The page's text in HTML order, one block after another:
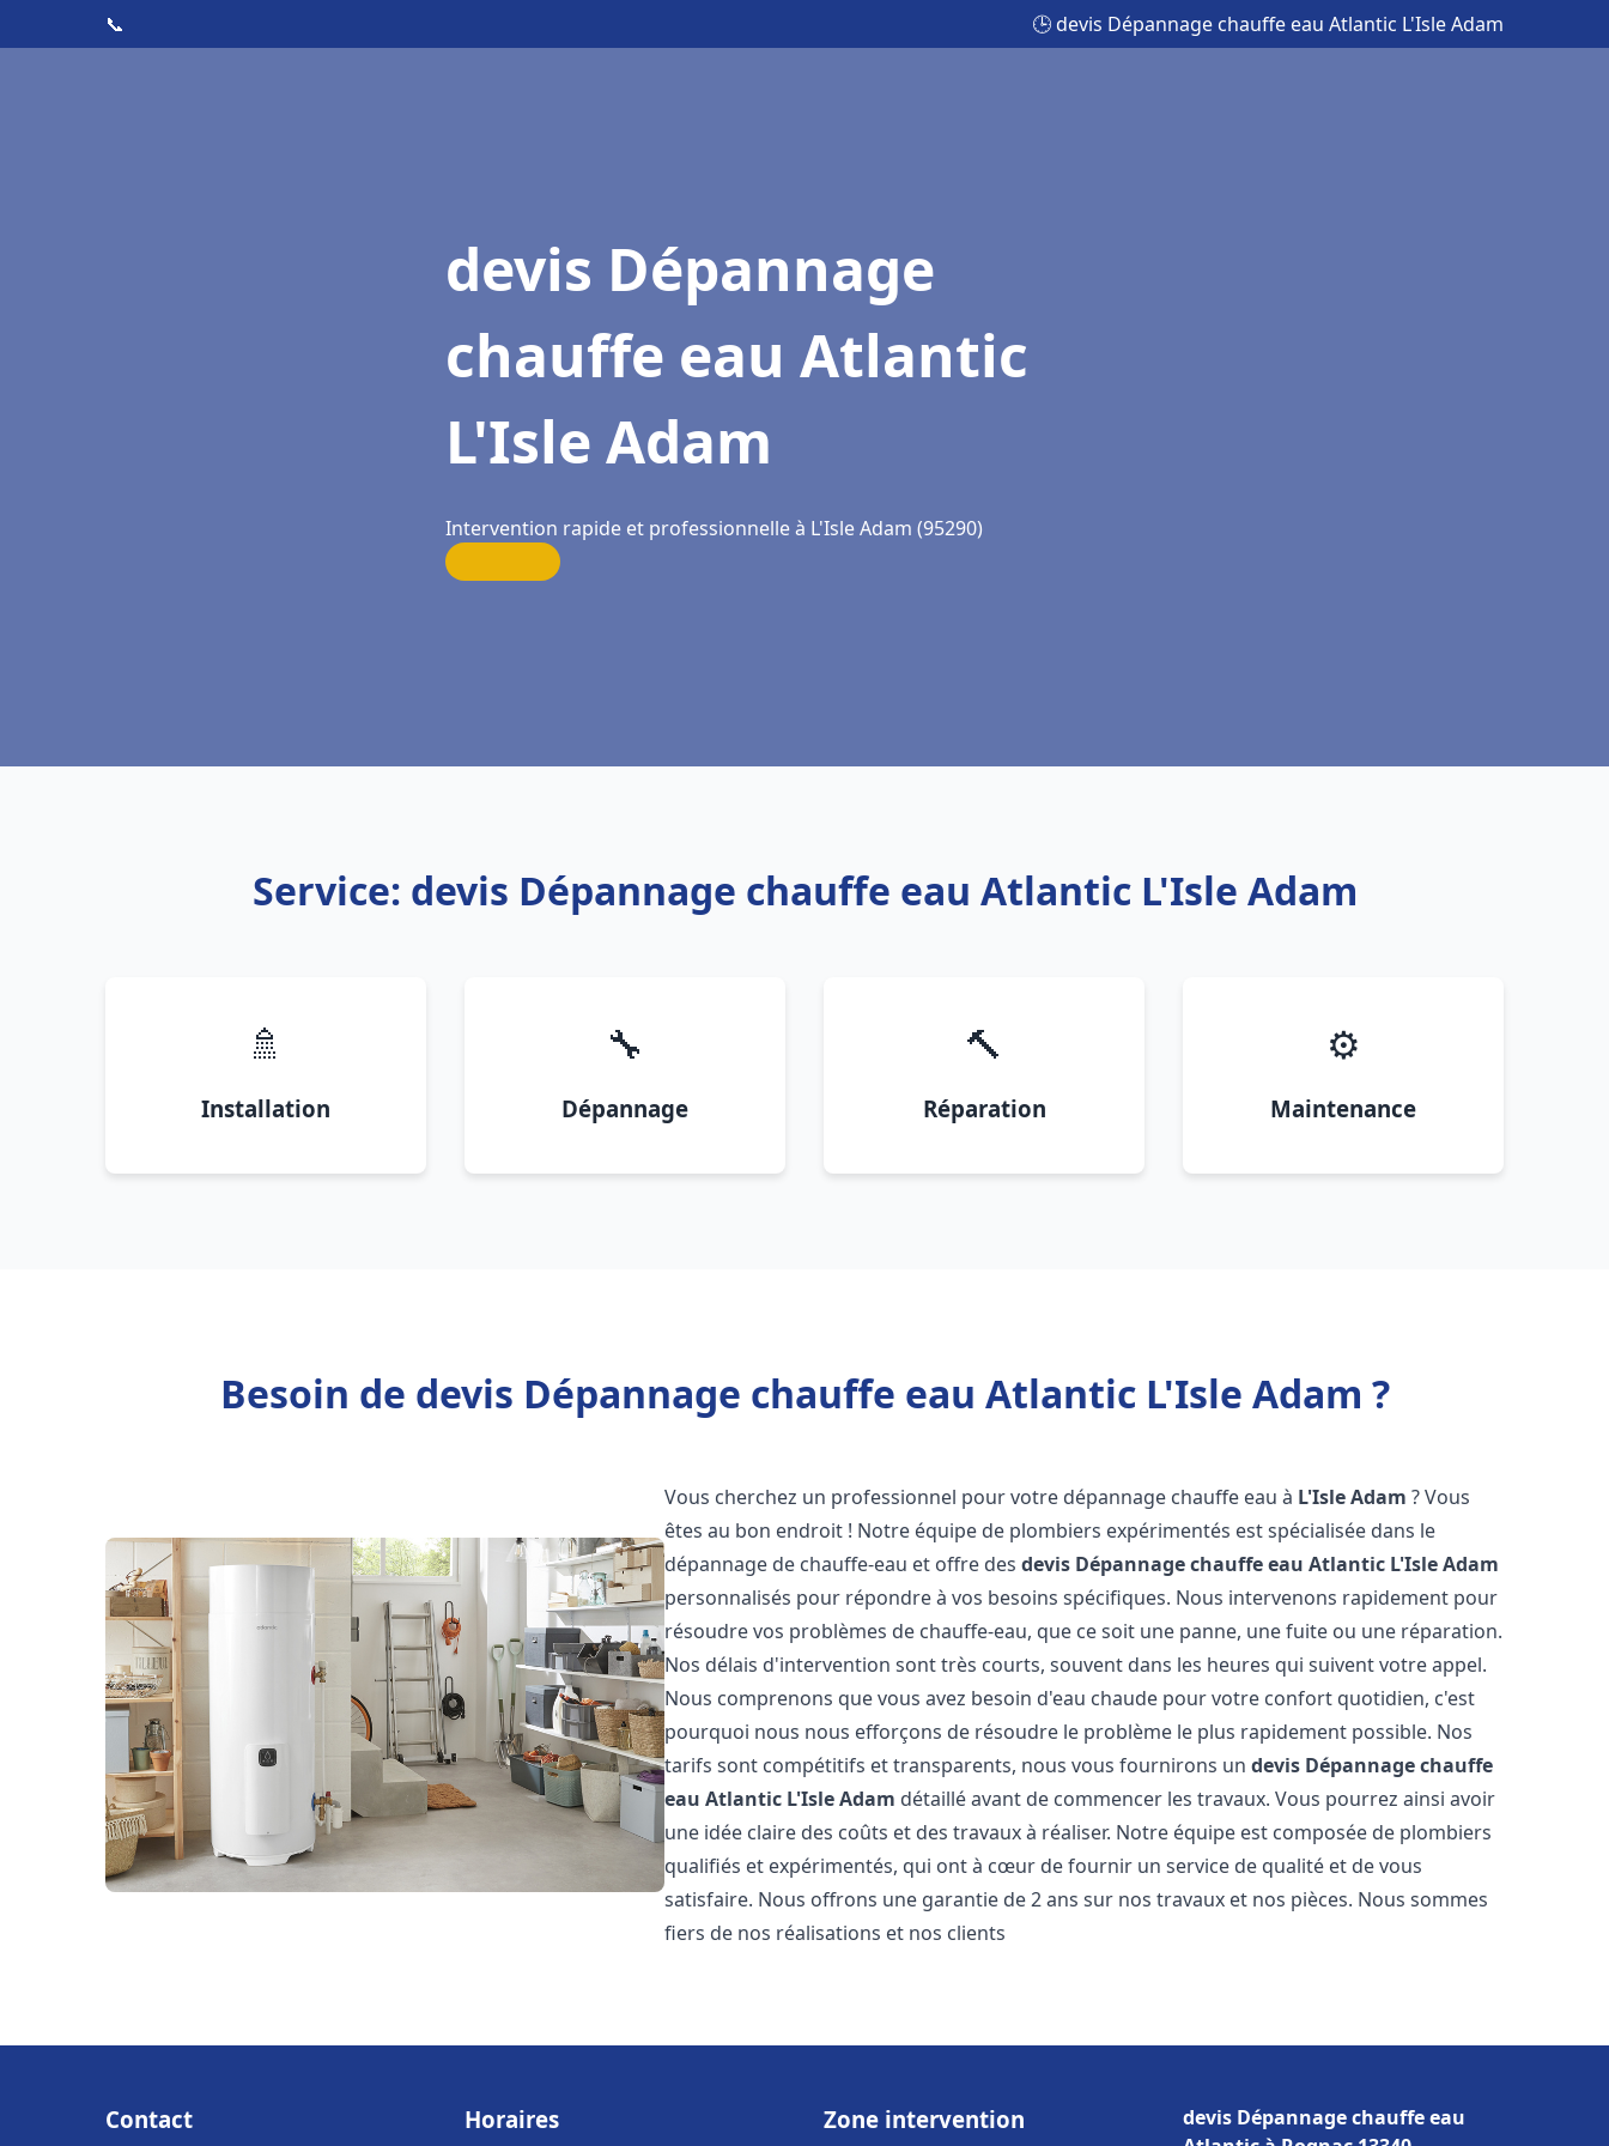
📞 🕒 devis Dépannage chauffe eau Atlantic L'Isle Adam
devis Dépannage
chauffe eau Atlantic
L'Isle Adam
Intervention rapide et professionnelle à L'Isle Adam (95290)
Service: devis Dépannage chauffe eau Atlantic L'Isle Adam
🚿
Installation
🔧
Dépannage
🔨
Réparation
⚙️
Maintenance
Besoin de devis Dépannage chauffe eau Atlantic L'Isle Adam ?
Vous cherchez un professionnel pour votre dépannage chauffe eau à L'Isle Adam ? Vous
êtes au bon endroit ! Notre équipe de plombiers expérimentés est spécialisée dans le
dépannage de chauffe-eau et offre desdevis Dépannage chauffe eau Atlantic L'Isle Adam
personnalisés pour répondre à vos besoins spécifiques. Nous intervenons rapidement pour
résoudre vos problèmes de chauffe-eau, que ce soit une panne, une fuite ou une réparation.
Nos délais d'intervention sont très courts, souvent dans les heures qui suivent votre appel.
Nous comprenons que vous avez besoin d'eau chaude pour votre confort quotidien, c'est
pourquoi nous nous efforçons de résoudre le problème le plus rapidement possible. Nos
tarifs sont compétitifs et transparents, nous vous fournirons undevis Dépannage chauffe
eau Atlantic L'Isle Adam détaillé avant de commencer les travaux. Vous pourrez ainsi avoir
une idée claire des coûts et des travaux à réaliser. Notre équipe est composée de plombiers
qualifiés et expérimentés, qui ont à cœur de fournir un service de qualité et de vous
satisfaire. Nous offrons une garantie de 2 ans sur nos travaux et nos pièces. Nous sommes
fiers de nos réalisations et nos clients
Contact Horaires Zone intervention
devis Dépannage chauffe eau